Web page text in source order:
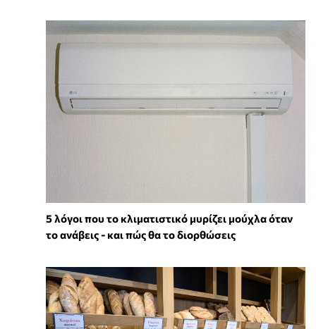
5 λόγοι που το κλιματιστικό μυρίζει μούχλα όταν
το ανάβεις - και πώς θα το διορθώσεις